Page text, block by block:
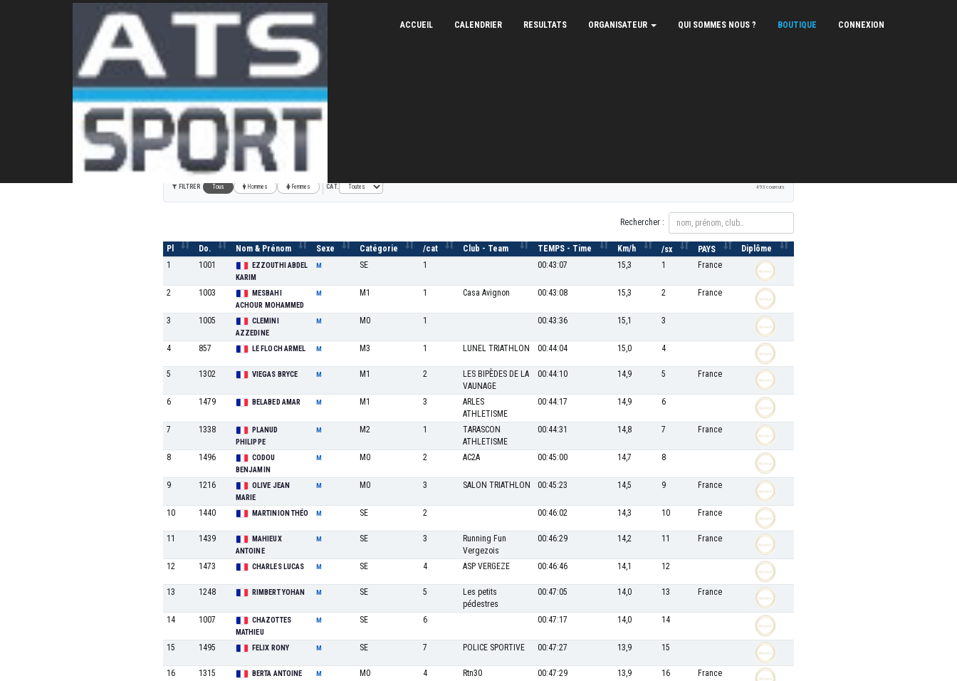
ACCUEIL CALENDRIER RESULTATS ORGANISATEUR QUI SOMMES NOUS ? BOUTIQUE CONNEXION
Les Foulées du Château de Caveirac
11 KM 500 (MI-ROUTE, MI-CHEMIN)
FILTRER Tous Hommes Femmes CAT. 493 coureurs
Rechercher :
Pl Do. Nom & Prénom Sexe Catégorie /cat Club - Team TEMPS - Time Km/h /sx PAYS
Diplôme
1
1001
EZZOUTHI ABDEL
KARIM
M SE 1 00:43:07 15,3 1 France
2 1003
MESBAHI
ACHOUR MOHAMMED
M M1 1 Casa Avignon 00:43:08 15,3 2 France
3 1005
CLEMINI
AZZEDINE
M M0 1 00:43:36 15,1 3
4 857 LE FLOCH ARMEL M M3 1 LUNEL TRIATHLON 00:44:04 15,0 4
5 1302 VIEGAS BRYCE M M1 2
LES BIPÈDES DE LA
VAUNAGE
00:44:10 14,9 5 France
6 1479 BELABED AMAR M M1 3
ARLES
ATHLETISME
00:44:17 14,9 6
7 1338
PLANUD
PHILIPPE
M M2 1
TARASCON
ATHLETISME
00:44:31 14,8 7 France
8 1496
CODOU
BENJAMIN
M M0 2 AC2A 00:45:00 14,7 8
9 1216
OLIVE JEAN
MARIE
M M0 3 SALON TRIATHLON 00:45:23 14,5 9 France
10 1440 MARTINION THÉO M SE 2 00:46:02 14,3 10 France
11 1439
MAHIEUX
ANTOINE
M SE 3
Running Fun
Vergezois
00:46:29 14,2 11 France
12 1473 CHARLES LUCAS M SE 4 ASP VERGEZE 00:46:46 14,1 12
13 1248 RIMBERT YOHAN M SE 5
Les petits
pédestres
00:47:05 14,0 13 France
14 1007
CHAZOTTES
MATHIEU
M SE 6 00:47:17 14,0 14
15 1495 FELIX RONY M SE 7 POLICE SPORTIVE 00:47:27 13,9 15
16 1315 BERTA ANTOINE M M0 4 Rtn30 00:47:29 13,9 16 France